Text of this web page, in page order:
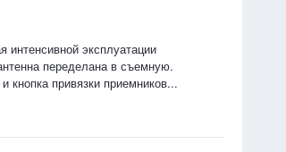
эксплуатации
переделана в съемную.
привязки приемников...